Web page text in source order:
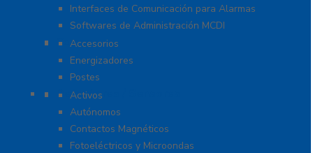
Interfaces de Comunicación para Alarmas
Softwares de Administración MCDI
Cercas
Accesorios
Energizadores
Postes
Detectores / Sensores
Activos
Autónomos
Contactos Magnéticos
Fotoeléctricos y Microondas